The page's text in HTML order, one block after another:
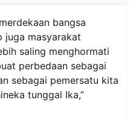
bangsa
juga masyarakat
saling menghormati
perbedaan sebagai
sebagai pemersatu kita
tunggal Ika,”